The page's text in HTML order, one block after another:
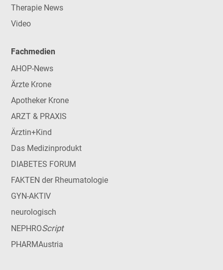
Therapie News
Video
Fachmedien
AHOP-News
Ärzte Krone
Apotheker Krone
ARZT & PRAXIS
Ärztin+Kind
Das Medizinprodukt
DIABETES FORUM
FAKTEN der Rheumatologie
GYN-AKTIV
neurologisch
NEPHROScript
PHARMAustria